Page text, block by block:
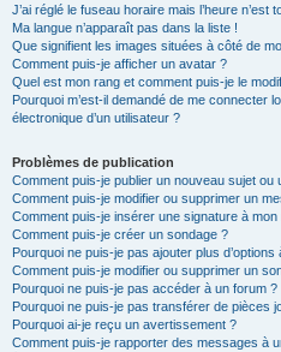
J’ai réglé le fuseau horaire mais l’heure n’est
Ma langue n’apparaît pas dans la liste !
Que signifient les images situées à côté de
Comment puis-je afficher un avatar ?
Quel est mon rang et comment puis-je le
Pourquoi m’est-il demandé de me connecter
électronique d’un utilisateur ?
Problèmes de publication
Comment puis-je publier un nouveau sujet ou
Comment puis-je modifier ou supprimer un
Comment puis-je insérer une signature à
Comment puis-je créer un sondage ?
Pourquoi ne puis-je pas ajouter plus d’options
Comment puis-je modifier ou supprimer un
Pourquoi ne puis-je pas accéder à un forum ?
Pourquoi ne puis-je pas transférer de pièces
Pourquoi ai-je reçu un avertissement ?
Comment puis-je rapporter des messages à